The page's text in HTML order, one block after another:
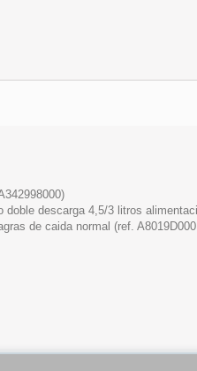
doble descarga 4,5/3 litros
de caida normal (ref.